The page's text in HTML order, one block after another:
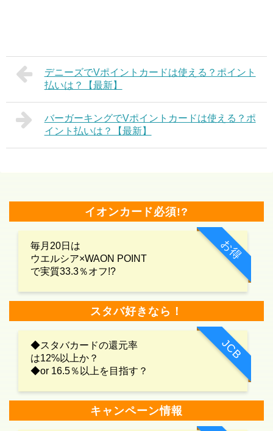
デニーズでVポイントカードは使える？ポイント
払いは？【最新】
バーガーキングでVポイントカードは使える？ポ
イント払いは？【最新】
イオンカード必須!?
お得
毎月20日は
ウエルシア×WAON POINT
で実質33.3％オフ!?
スタバ好きなら！
JCB
◆スタバカードの還元率
は12%以上か？
◆or 16.5％以上を目指す？
キャンペーン情報